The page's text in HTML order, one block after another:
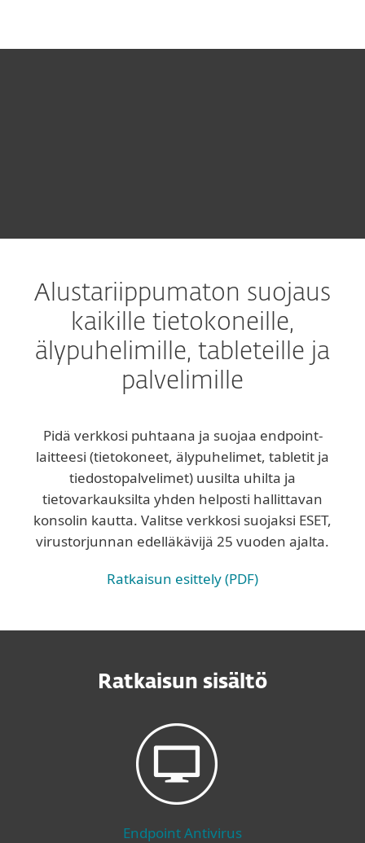
Alustariippumaton suojaus
kaikille tietokoneille,
älypuhelimille, tableteille ja
palvelimille
Pidä verkkosi puhtaana ja suojaa endpoint-
laitteesi (tietokoneet, älypuhelimet, tabletit ja
tiedostopalvelimet) uusilta uhilta ja
tietovarkauksilta yhden helposti hallittavan
konsolin kautta. Valitse verkkosi suojaksi ESET,
virustorjunnan edelläkävijä 25 vuoden ajalta.
Ratkaisun esittely (PDF)
Ratkaisun sisältö
Endpoint Antivirus